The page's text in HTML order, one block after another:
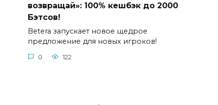
возвращай»: 100% кешбэк до 2000
Бэтсов!
Betera запускает новое щедрое
предложение для новых игроков!
0 122